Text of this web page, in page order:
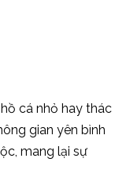
cá nhỏ hay thác
gian yên bình
mang lại sự